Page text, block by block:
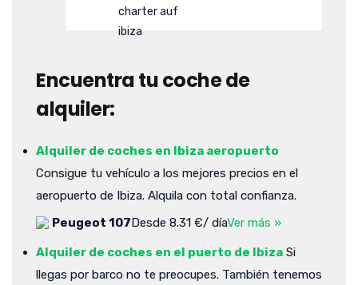
Encuentra tu coche de
alquiler:
Alquiler de coches en Ibiza aeropuerto
Consigue tu vehículo a los mejores precios en el
aeropuerto de Ibiza. Alquila con total confianza.
Peugeot 107Desde 8.31 €/ díaVer más »
Alquiler de coches en el puerto de Ibiza Si
llegas por barco no te preocupes. También tenemos